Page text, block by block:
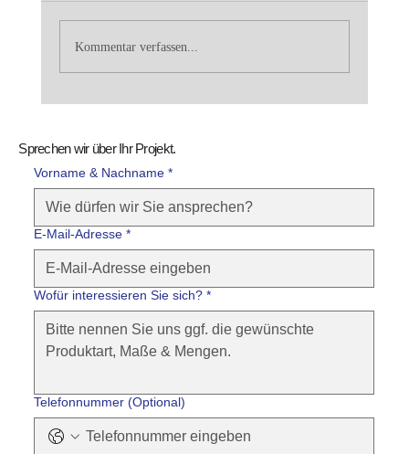
Kommentar verfassen...
Vorname & Nachname *
E-Mail-Adresse *
Wofür interessieren Sie sich? *
Telefonnummer (Optional)
Sprechen wir über Ihr Projekt.